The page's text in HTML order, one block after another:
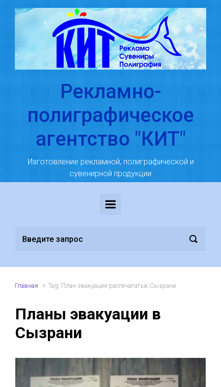
Skip to main content
Рекламно-
полиграфическое
агентство "КИТ"
Изготовление рекламной, полиграфической и
сувенирной продукции
Главная Tag: План эвакуации распечататьв Сызрани
Планы эвакуации в
Сызрани